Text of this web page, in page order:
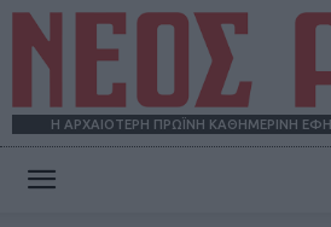
Η ΑΡΧΑΙΟΤΕΡΗ ΠΡΩΪΝΗ ΚΑΘΗΜΕΡΙΝΗ